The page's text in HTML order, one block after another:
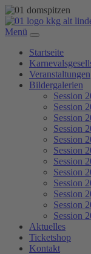
Menü
Startseite
Veranstaltungen
Bildergalerien
Session
Session
Session
Session
Session
Session
Session
Session
Session
Session
Session
Session
Aktuelles
Ticketshop
Kontakt